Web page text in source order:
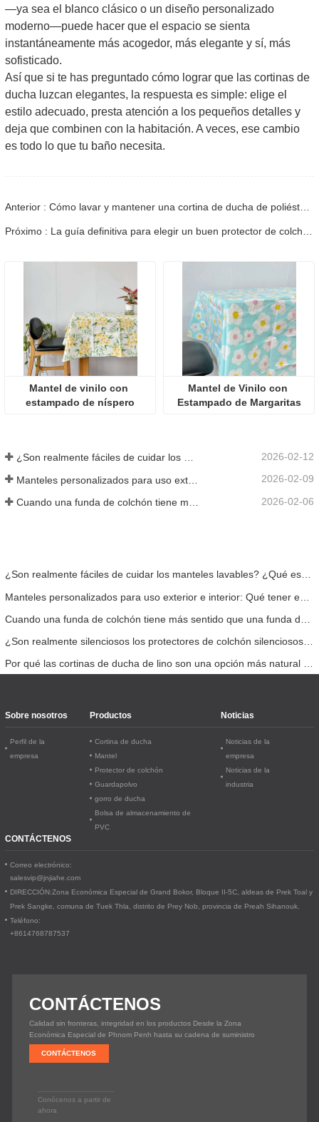
—ya sea el blanco clásico o un diseño personalizado
moderno—puede hacer que el espacio se sienta
instantáneamente más acogedor, más elegante y sí, más
sofisticado.
Así que si te has preguntado cómo lograr que las cortinas de
ducha luzcan elegantes, la respuesta es simple: elige el
estilo adecuado, presta atención a los pequeños detalles y
deja que combinen con la habitación. A veces, ese cambio
es todo lo que tu baño necesita.
Mantel de vinilo con
estampado de níspero
Mantel de Vinilo con
Estampado de Margaritas
¿Son realmente fáciles de cuidar los manteles lavables? ¿Qué esperar? 2026-02-12
2026-02-09
2026-02-06
¿Son realmente fáciles de cuidar los manteles lavables? ¿Qué esperar?
Por qué las cortinas de ducha de lino son una opción más natural para el baño
Sobre nosotros
Perfil de la
empresa
Productos
Cortina de ducha
Mantel
Protector de colchón
Guardapolvo
gorro de ducha
Bolsa de almacenamiento de
PVC
Noticias
Noticias de la
empresa
Noticias de la
industria
CONTÁCTENOS
Correo electrónico:
salesvip@jnjiahe.com
DIRECCIÓN:Zona Económica Especial de Grand Bokor, Bloque II-5C, aldeas de Prek Toal y
Prek Sangke, comuna de Tuek Thla, distrito de Prey Nob, provincia de Preah Sihanouk.
Teléfono:
+8614768787537
CONTÁCTENOS
Calidad sin fronteras, integridad en los productos Desde la Zona
Económica Especial de Phnom Penh hasta su cadena de suministro
CONTÁCTENOS
Conócenos a partir de
ahora